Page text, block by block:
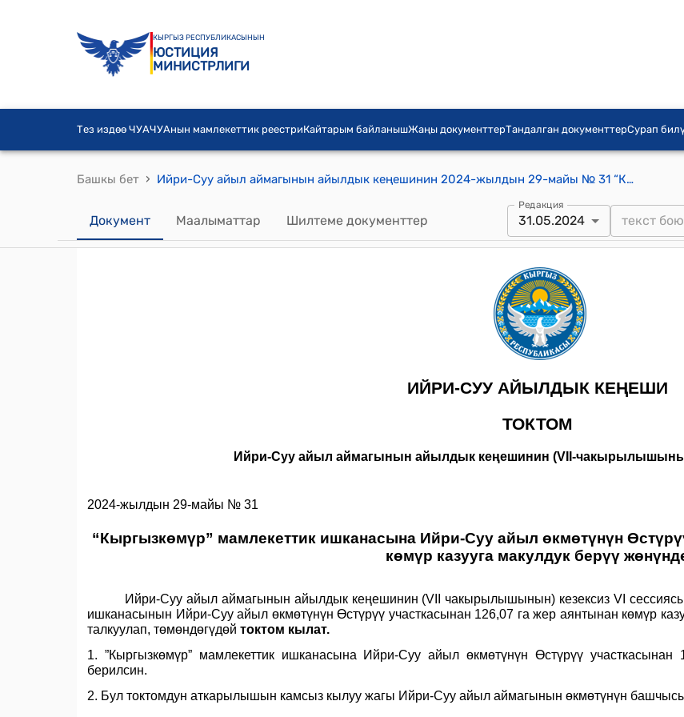
КЫРГЫЗ РЕСПУБЛИКАСЫНЫН
ЮСТИЦИЯ
МИНИСТРЛИГИ
Тез издөө ЧУАЧУАнын мамлекеттик реестриКайтарым байланышЖаңы документтерТандалган документтерСурап
Башкы бет › Ийри-Суу айыл аймагынын айылдык кеңешинин 2024-жылдын 29-майы № 31 “Кыргызкөмүр” мамлекеттик ишканасына Ийри-Суу айыл өкмөтүнүн Өстүрүү участкасынан 126,07 га жер аянтынан көмүр казууга макулдук берүү жөнүндө токтому
Документ Маалыматтар Шилтеме документтер
Редакция
31.05.2024